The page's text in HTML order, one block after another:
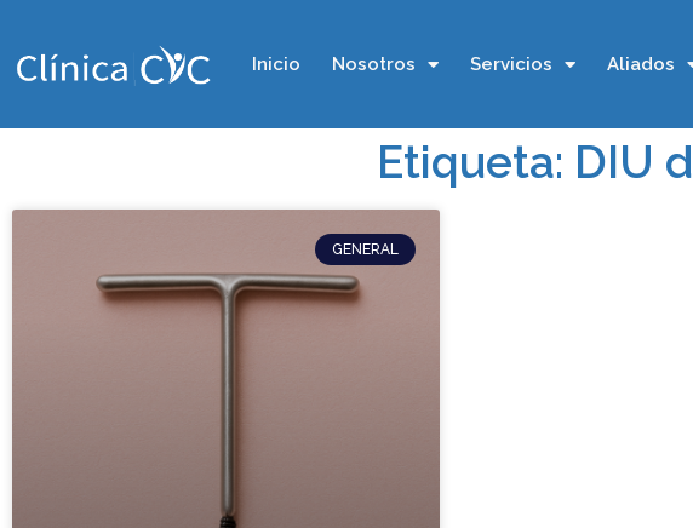
Inicio Nosotros Servicios Aliados
Etiqueta: DIU
GENERAL